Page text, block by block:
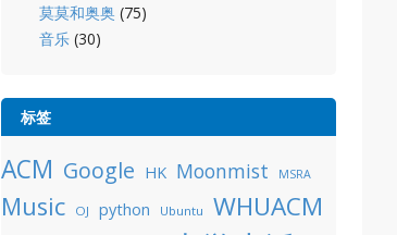
莫莫和奥奥 (75)
音乐 (30)
标签
ACM Google HK Moonmist MSRA
Music OJ python Ubuntu WHUACM